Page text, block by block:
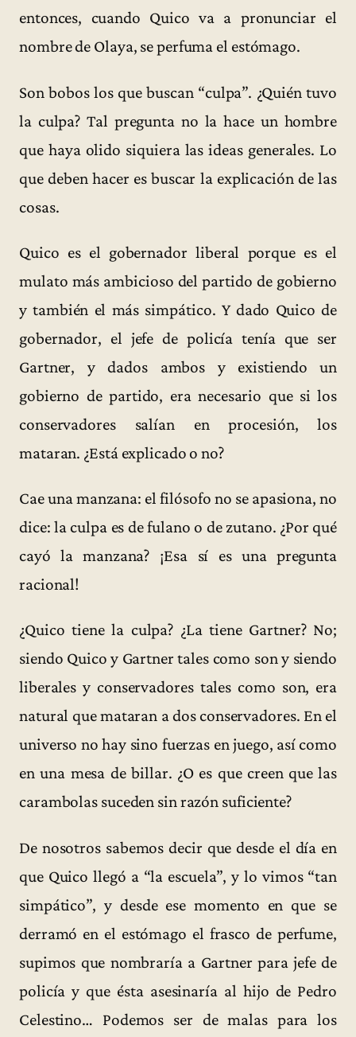
entonces, cuando Quico va a pronunciar el
nombre de Olaya, se perfuma el estómago.
Son bobos los que buscan “culpa”. ¿Quién tuvo
la culpa? Tal pregunta no la hace un hombre
que haya olido siquiera las ideas generales. Lo
que deben hacer es buscar la explicación de las
cosas.
Quico es el gobernador liberal porque es el
mulato más ambicioso del partido de gobierno
y también el más simpático. Y dado Quico de
gobernador, el jefe de policía tenía que ser
Gartner, y dados ambos y existiendo un
gobierno de partido, era necesario que si los
conservadores salían en procesión, los
mataran. ¿Está explicado o no?
Cae una manzana: el filósofo no se apasiona, no
dice: la culpa es de fulano o de zutano. ¿Por qué
cayó la manzana? ¡Esa sí es una pregunta
racional!
¿Quico tiene la culpa? ¿La tiene Gartner? No;
siendo Quico y Gartner tales como son y siendo
liberales y conservadores tales como son, era
natural que mataran a dos conservadores. En el
universo no hay sino fuerzas en juego, así como
en una mesa de billar. ¿O es que creen que las
carambolas suceden sin razón suficiente?
De nosotros sabemos decir que desde el día en
que Quico llegó a “la escuela”, y lo vimos “tan
simpático”, y desde ese momento en que se
derramó en el estómago el frasco de perfume,
supimos que nombraría a Gartner para jefe de
policía y que ésta asesinaría al hijo de Pedro
Celestino… Podemos ser de malas para los